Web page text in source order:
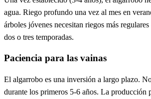
agua. Riego profundo una vez al mes en
árboles jóvenes necesitan riegos más
dos o tres temporadas.
Paciencia para las vainas
El algarrobo es una inversión a largo plazo.
durante los primeros 5-6 años. La producción